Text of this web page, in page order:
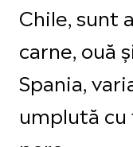
Chile, sunt
carne, ouă
Spania,
umplută cu